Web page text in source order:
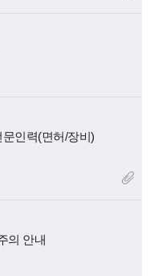
인력(면허/장비)
의 안내